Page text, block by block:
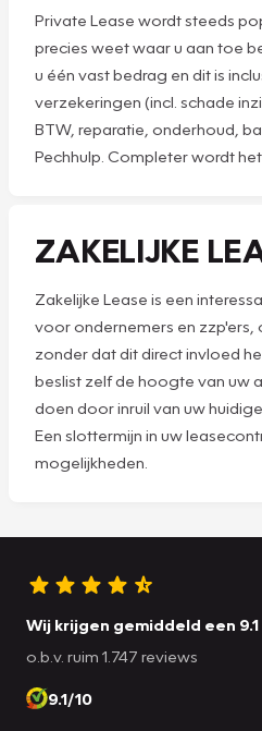
Private Lease wordt steeds
precies weet waar u aan toe
u één vast bedrag en dit is
verzekeringen (incl. schade
BTW, reparatie, onderhoud,
Pechhulp. Completer wordt
ZAKELIJKE
Zakelijke Lease is een
voor ondernemers en zzp'ers,
zonder dat dit direct invloed
beslist zelf de hoogte van uw
doen door inruil van uw
Een slottermijn in uw
mogelijkheden.
Wij krijgen gemiddeld een 9.1
o.b.v. ruim 1.747 reviews
9.1/10